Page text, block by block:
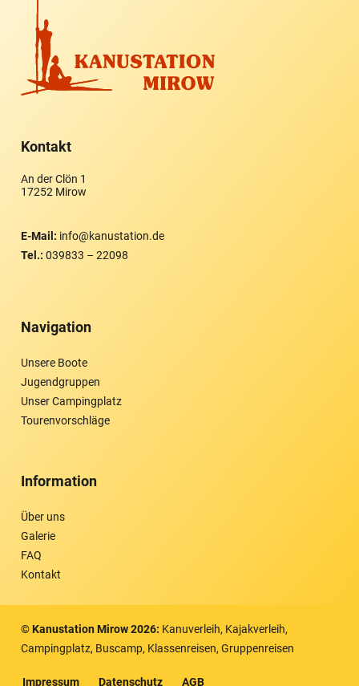
Kontakt
An der Clön 1
17252 Mirow
E-Mail: info@kanustation.de
Tel.: 039833 – 22098
Navigation
Unsere Boote
Jugendgruppen
Unser Campingplatz
Tourenvorschläge
Information
Über uns
Galerie
FAQ
Kontakt
© Kanustation Mirow2026: Kanuverleih, Kajakverleih,
Campingplatz, Buscamp, Klassenreisen, Gruppenreisen
Impressum Datenschutz AGB